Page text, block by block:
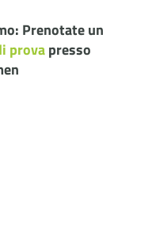
Prenotate un
provapresso